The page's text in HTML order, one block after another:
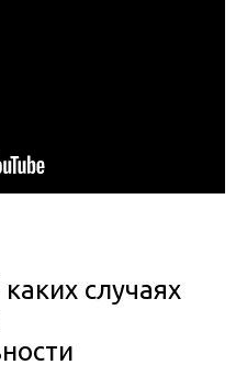
случаях